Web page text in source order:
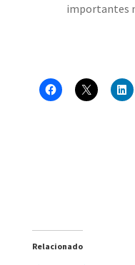
importantes
Relacionado